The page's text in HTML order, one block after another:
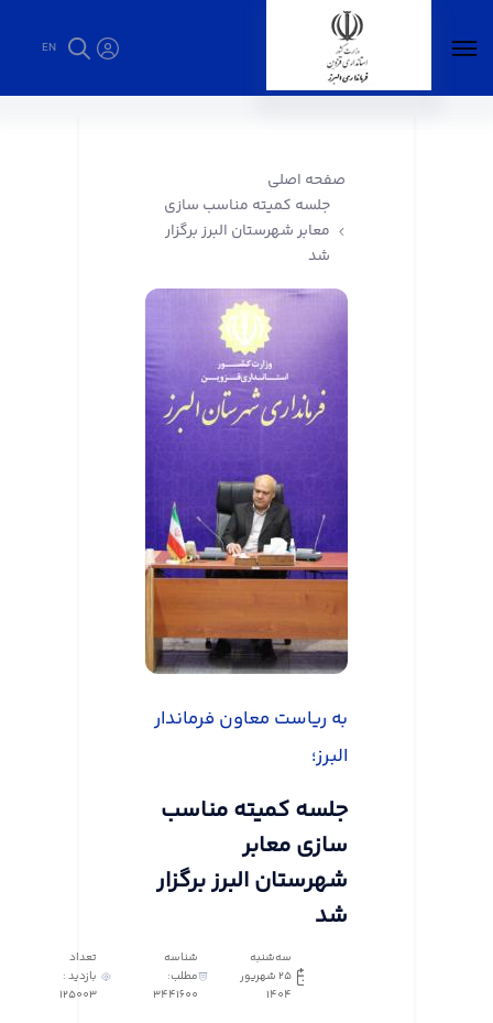
EN
صفحه اصلی
جلسه کمیته مناسب سازی
معابر شهرستان البرز برگزار
شد
به ریاست معاون فرماندار
البرز؛
جلسه کمیته مناسب
سازی معابر
شهرستان البرز برگزار
شد
سه‌شنبه
25 شهریور
1404
شناسه
مطلب:
3441600
تعداد
بازدید :
125003